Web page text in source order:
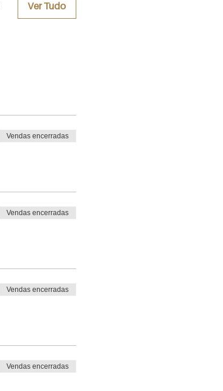
Ver Tudo
Vendas encerradas
Vendas encerradas
Vendas encerradas
Vendas encerradas